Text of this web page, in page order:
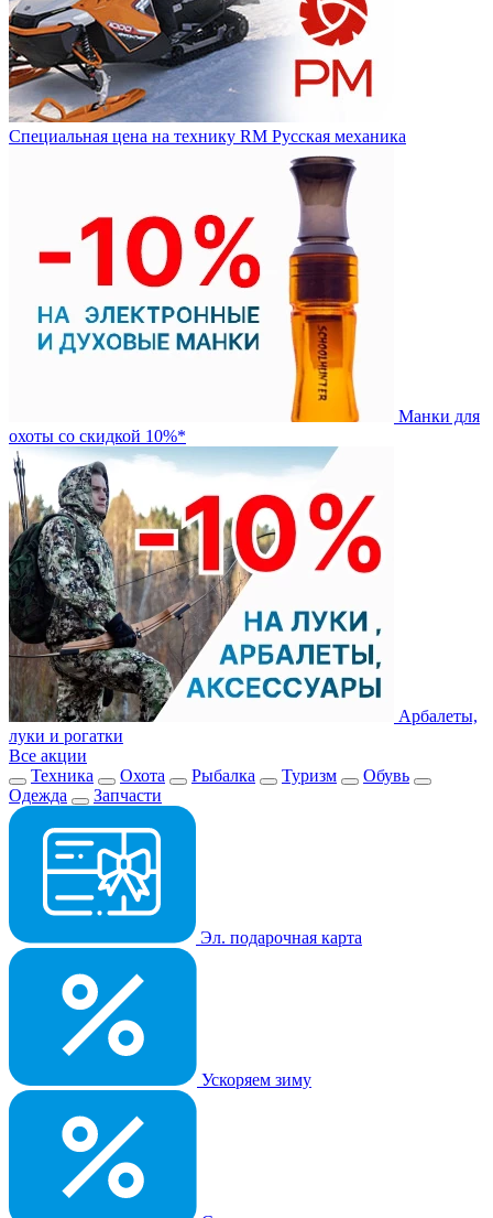
Специальная цена на технику RM Русская механика
Манки для
охоты со скидкой 10%*
Арбалеты,
луки и рогатки
Все акции
Техника
Охота Рыбалка Туризм
Обувь
Одежда
Запчасти
Эл. подарочная карта
Ускоряем зиму